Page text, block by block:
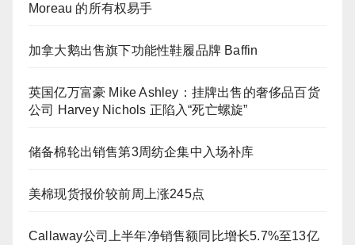
Moreau 的所有权易手
加拿大鹅出售旗下功能性鞋履品牌 Baffin
英国亿万富豪 Mike Ashley：挂牌出售的奢侈品百货
公司 Harvey Nichols 正陷入“死亡螺旋”
储备棉轮出销售第3周纺企集中入场补库
美棉现货报价较前周上涨245点
Callaway公司上半年净销售额同比增长5.7%至13亿